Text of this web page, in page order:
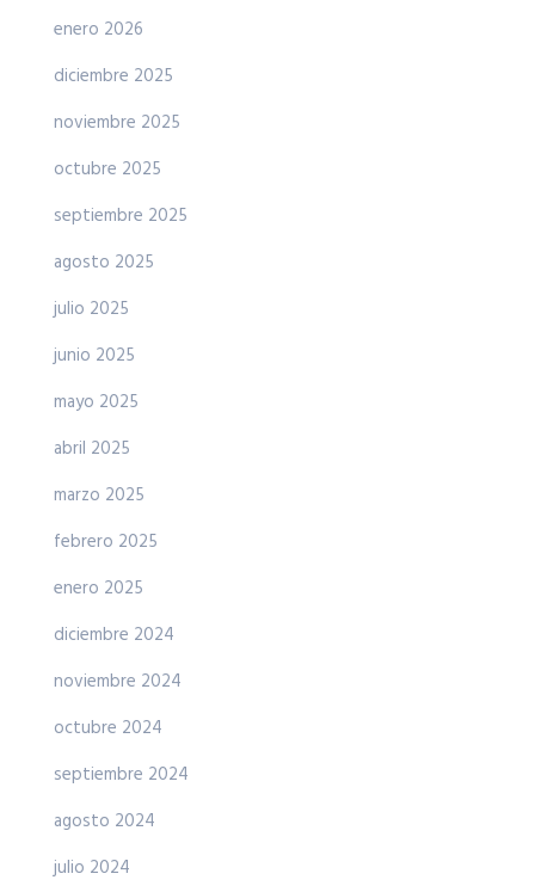
enero 2026
diciembre 2025
noviembre 2025
octubre 2025
septiembre 2025
agosto 2025
julio 2025
junio 2025
mayo 2025
abril 2025
marzo 2025
febrero 2025
enero 2025
diciembre 2024
noviembre 2024
octubre 2024
septiembre 2024
agosto 2024
julio 2024